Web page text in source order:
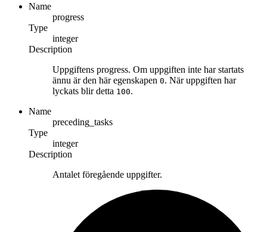
Name
progress
Type
integer
Description
Uppgiftens progress. Om uppgiften inte har startats
ännu är den här egenskapen 0. När uppgiften har
lyckats blir detta 100.
Name
preceding_tasks
Type
integer
Description
Antalet föregående uppgifter.